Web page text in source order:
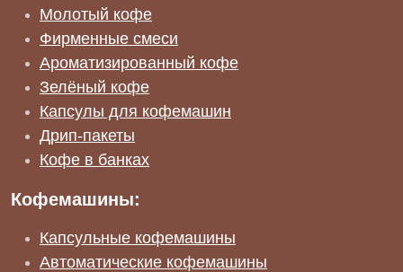
Молотый кофе
Фирменные смеси
Ароматизированный кофе
Зелёный кофе
Капсулы для кофемашин
Дрип-пакеты
Кофе в банках
Кофемашины:
Капсульные кофемашины
Автоматические кофемашины